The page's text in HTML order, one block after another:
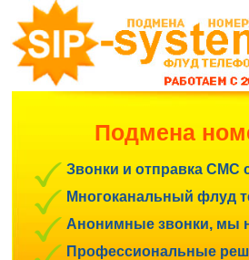
Подмена
Звонки и отправка
Многоканальный флуд
Анонимные звонки, мы
Профессиональные